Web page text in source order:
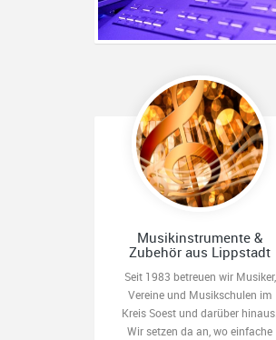
Musikinstrumente &
Zubehör aus Lippstadt
Seit 1983 betreuen wir Musiker,
Vereine und Musikschulen im
Kreis Soest und darüber hinaus.
Wir setzen da an, wo einfache